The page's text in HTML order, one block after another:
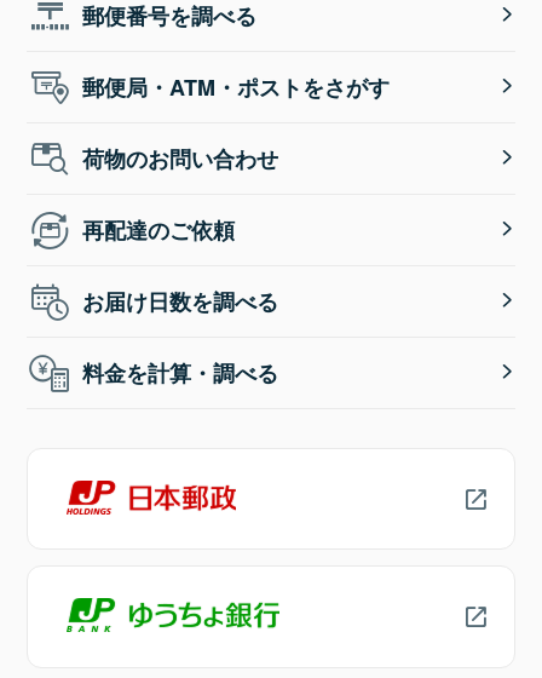
郵便番号を調べる
郵便局・ATM・ポストをさがす
荷物のお問い合わせ
再配達のご依頼
お届け日数を調べる
料金を計算・調べる